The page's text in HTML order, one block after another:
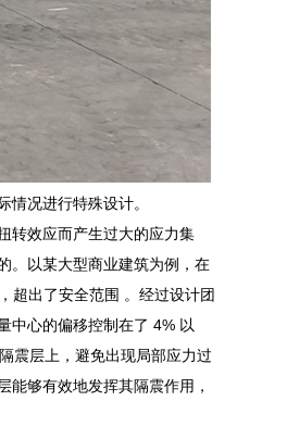
况进行特殊设计。
转效应而产生过大的应力集
。以某大型商业建筑为例，在
超出了安全范围 。经过设计团
中心的偏移控制在了 4% 以
震层上，避免出现局部应力过
够有效地发挥其隔震作用，